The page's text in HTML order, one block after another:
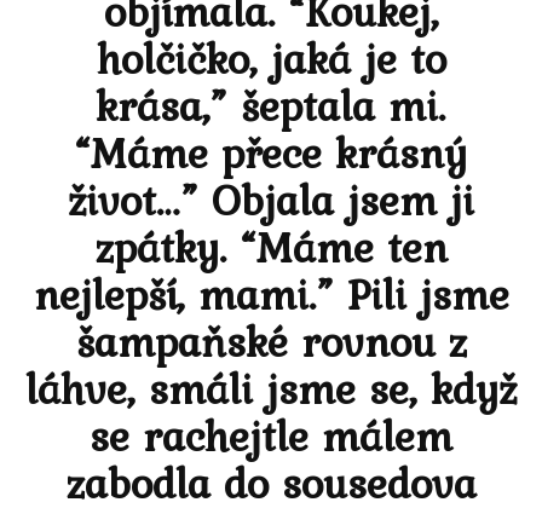
holčičko, jaká je to
krása,” šeptala mi.
“Máme přece krásný
život…” Objala jsem ji
zpátky. “Máme ten
nejlepší, mami.” Pili jsme
šampaňské rovnou z
láhve, smáli jsme se, když
se rachejtle málem
zabodla do sousedova